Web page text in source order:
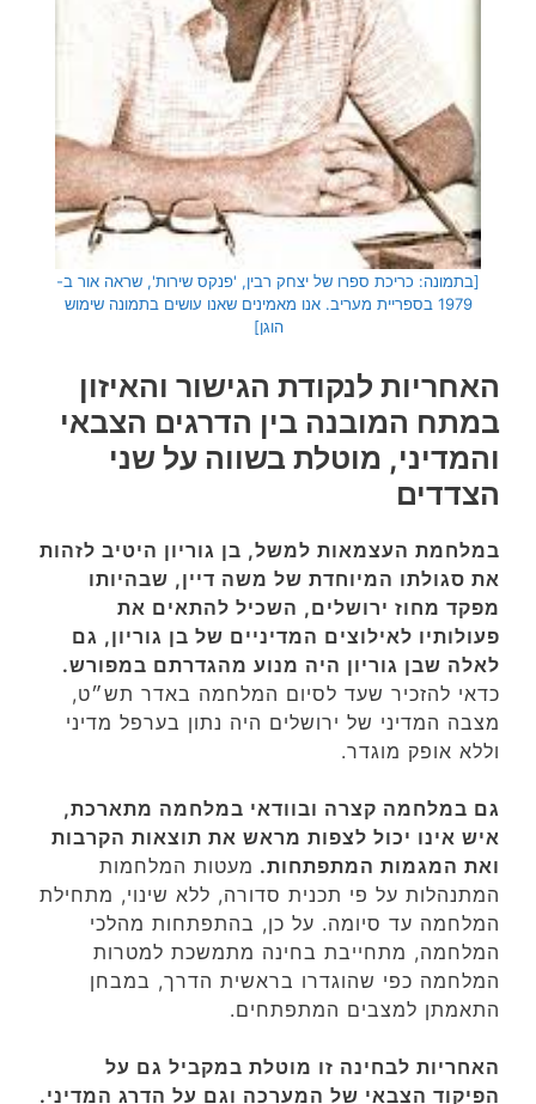
[בתמונה: כריכת ספרו של יצחק רבין, 'פנקס שירות', שראה אור ב-
1979 בספריית מעריב. אנו מאמינים שאנו עושים בתמונה שימוש
הוגן]
האחריות לנקודת הגישור והאיזון
במתח המובנה בין הדרגים הצבאי
והמדיני, מוטלת בשווה על שני
הצדדים
במלחמת העצמאות למשל, בן גוריון היטיב לזהות
את סגולתו המיוחדת של משה דיין, שבהיותו
מפקד מחוז ירושלים, השכיל להתאים את
פעולותיו לאילוצים המדיניים של בן גוריון, גם
לאלה שבן גוריון היה מנוע מהגדרתם במפורש.
כדאי להזכיר שעד לסיום המלחמה באדר תש״ט,
מצבה המדיני של ירושלים היה נתון בערפל מדיני
וללא אופק מוגדר.
גם במלחמה קצרה ובוודאי במלחמה מתארכת,
איש אינו יכול לצפות מראש את תוצאות הקרבות
ואת המגמות המתפתחות. מעטות המלחמות
המתנהלות על פי תכנית סדורה, ללא שינוי, מתחילת
המלחמה עד סיומה. על כן, בהתפתחות מהלכי
המלחמה, מתחייבת בחינה מתמשכת למטרות
המלחמה כפי שהוגדרו בראשית הדרך, במבחן
התאמתן למצבים המתפתחים.
האחריות לבחינה זו מוטלת במקביל גם על
הפיקוד הצבאי של המערכה וגם על הדרג המדיני.